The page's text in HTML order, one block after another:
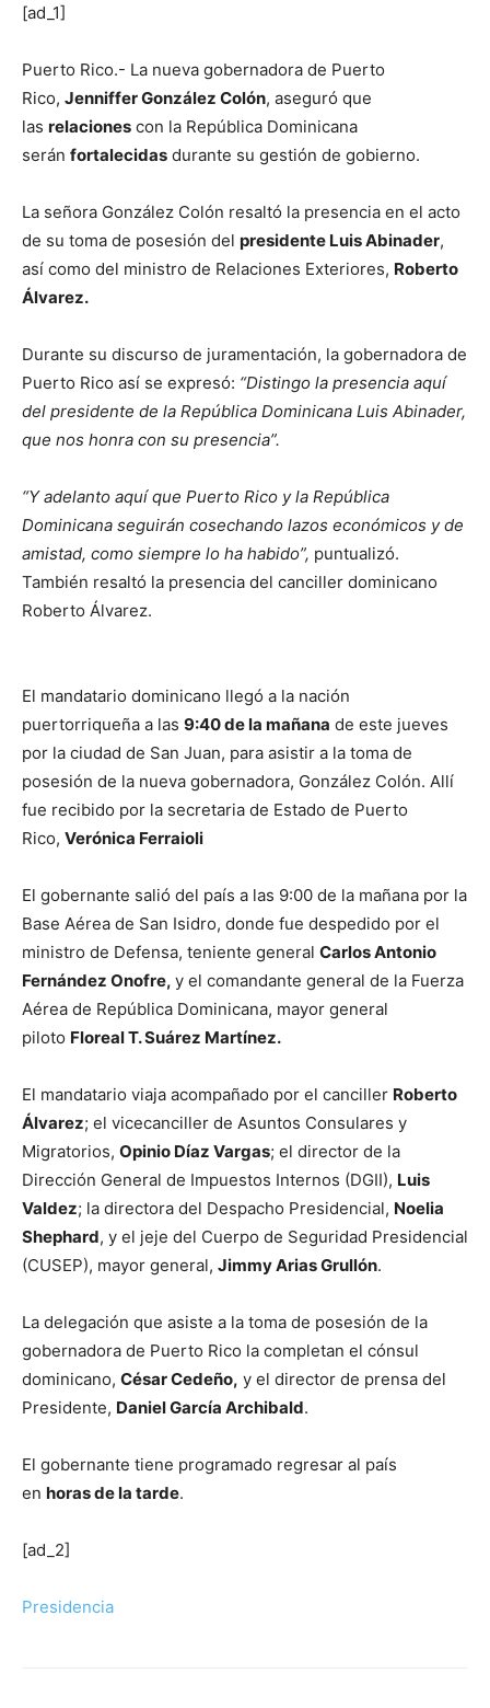
[ad_1]
Puerto Rico.- La nueva gobernadora de Puerto
Rico, Jenniffer González Colón, aseguró que
las relaciones con la República Dominicana
serán fortalecidas durante su gestión de gobierno.
La señora González Colón resaltó la presencia en el acto
de su toma de posesión del presidente Luis Abinader,
así como del ministro de Relaciones Exteriores, Roberto
Álvarez.
Durante su discurso de juramentación, la gobernadora de
Puerto Rico así se expresó: “Distingo la presencia aquí
del presidente de la República Dominicana Luis Abinader,
que nos honra con su presencia”.
“Y adelanto aquí que Puerto Rico y la República
Dominicana seguirán cosechando lazos económicos y de
amistad, como siempre lo ha habido”, puntualizó.
También resaltó la presencia del canciller dominicano
Roberto Álvarez.
El mandatario dominicano llegó a la nación
puertorriqueña a las 9:40 de la mañana de este jueves
por la ciudad de San Juan, para asistir a la toma de
posesión de la nueva gobernadora, González Colón. Allí
fue recibido por la secretaria de Estado de Puerto
Rico, Verónica Ferraioli
El gobernante salió del país a las 9:00 de la mañana por la
Base Aérea de San Isidro, donde fue despedido por el
ministro de Defensa, teniente general Carlos Antonio
Fernández Onofre, y el comandante general de la Fuerza
Aérea de República Dominicana, mayor general
piloto Floreal T. Suárez Martínez.
El mandatario viaja acompañado por el canciller Roberto
Álvarez; el vicecanciller de Asuntos Consulares y
Migratorios, Opinio Díaz Vargas; el director de la
Dirección General de Impuestos Internos (DGII), Luis
Valdez; la directora del Despacho Presidencial, Noelia
Shephard, y el jeje del Cuerpo de Seguridad Presidencial
(CUSEP), mayor general, Jimmy Arias Grullón.
La delegación que asiste a la toma de posesión de la
gobernadora de Puerto Rico la completan el cónsul
dominicano, César Cedeño, y el director de prensa del
Presidente, Daniel García Archibald.
El gobernante tiene programado regresar al país
en horas de la tarde.
[ad_2]
Presidencia